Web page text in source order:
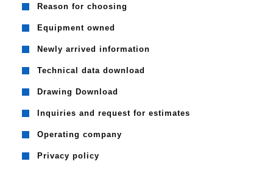
Reason for choosing
Equipment owned
Newly arrived information
Technical data download
Drawing Download
Inquiries and request for estimates
Operating company
Privacy policy